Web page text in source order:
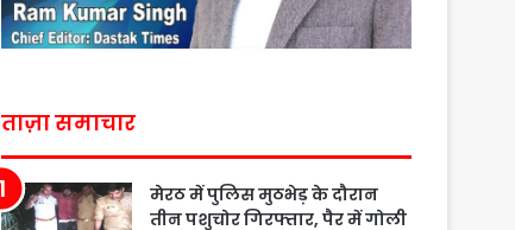
ताज़ा समाचार
मेरठ में पुलिस मुठभेड़ के दौरान
तीन पशुचोर गिरफ्तार, पैर में गोली